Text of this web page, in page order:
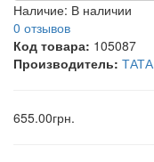
Наличие: В наличии
0 отзывов
Код товара: 105087
Производитель: ТАТА
655.00грн.